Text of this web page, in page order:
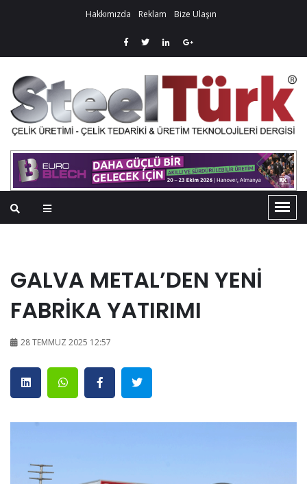
Hakkımızda Reklam Bize Ulaşın
GALVA METAL’DEN YENİ
FABRİKA YATIRIMI
28 TEMMUZ 2025 12:57